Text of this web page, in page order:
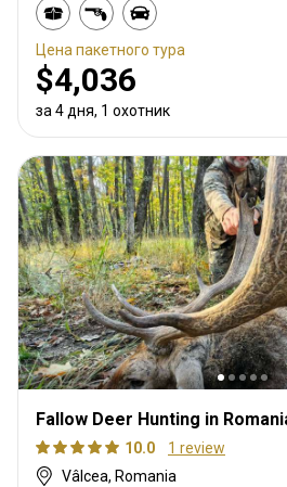
Цена пакетного тура
$4,036
за 4 дня, 1 охотник
Fallow Deer Hunting in
10.0
1 review
Vâlcea, Romania